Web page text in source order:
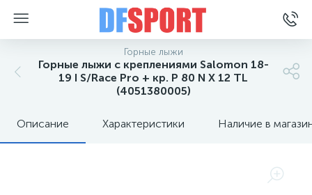
Горные лыжи
Горные лыжи с креплениями Salomon 18-
19 I S/Race Pro + кр. P 80 N X 12 TL
(4051380005)
Описание Характеристики Наличие в